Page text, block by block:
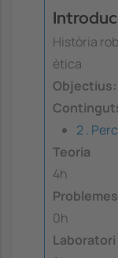
Història
ètica
Objectius:
2 .
Teoria
4h
Problemes
0h
Laboratori